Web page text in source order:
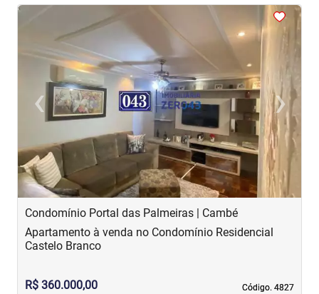
<
‹
Previous ›Next
Condomínio Portal das Palmeiras | Cambé
Código. 4827
Código. 4827
Apartamento à venda no Condomínio Residencial
Castelo Branco
R$ 360.000,00